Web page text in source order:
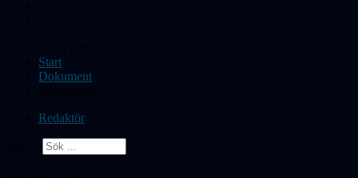
Start
Dokument
Redaktör